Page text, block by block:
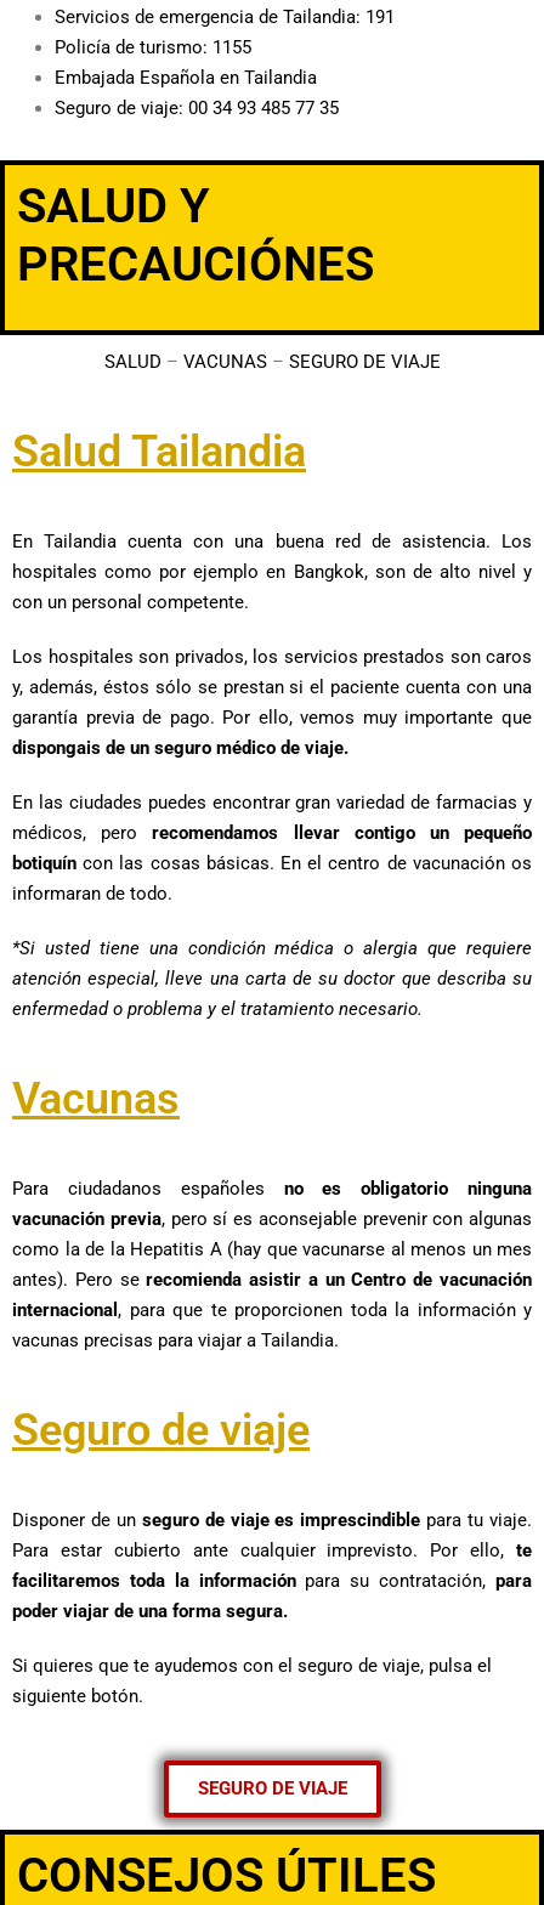
Servicios de emergencia de Tailandia: 191
Policía de turismo: 1155
Embajada Española en Tailandia
Seguro de viaje: 00 34 93 485 77 35
SALUD Y
PRECAUCIÓNES
SALUD – VACUNAS– SEGURO DE VIAJE
Salud Tailandia
En Tailandia cuenta con una buena red de asistencia. Los
hospitales como por ejemplo en Bangkok, son de alto nivel y
con un personal competente.
Los hospitales son privados, los servicios prestados son caros
y, además, éstos sólo se prestan si el paciente cuenta con una
garantía previa de pago. Por ello, vemos muy importante que
dispongais de un seguro médico de viaje.
En las ciudades puedes encontrar gran variedad de farmacias y
médicos, perorecomendamos llevar contigo un pequeño
botiquín con las cosas básicas. En el centro de vacunación os
informaran de todo.
*Si usted tiene una condición médica o alergia que requiere
atención especial, lleve una carta de su doctor que describa su
enfermedad o problema y el tratamiento necesario.
Vacunas
Para ciudadanos españoles no es obligatorio ninguna
vacunación previa, pero sí es aconsejable prevenir con algunas
como la de la Hepatitis A (hay que vacunarse al menos un mes
antes). Pero serecomienda asistir a un Centro de vacunación
internacional , para que te proporcionen toda la información y
vacunas precisas para viajar a Tailandia.
Seguro de viaje
Disponer de unseguro de viaje es imprescindible para tu viaje.
Para estar cubierto ante cualquier imprevisto. Por ello, te
facilitaremos toda la información para su contratación,para
poder viajar de una forma segura.
Si quieres que te ayudemos con el seguro de viaje, pulsa el
siguiente botón.
SEGURO DE VIAJE
CONSEJOS ÚTILES